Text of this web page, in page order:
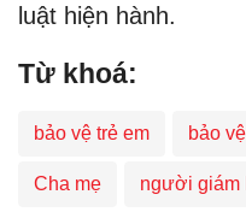
luật hiện hành.
Từ khoá:
bảo vệ trẻ em bảo
Cha mẹ người giám